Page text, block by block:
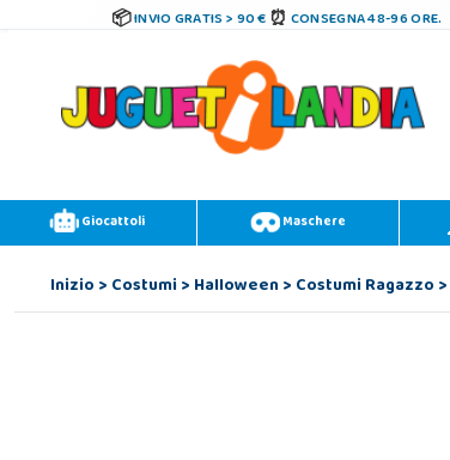
INVIO GRATIS > 90 € CONSEGNA 48-96 ORE.
Giocattoli Maschere
Inizio>Costumi>Halloween>Costumi Ragazzo>